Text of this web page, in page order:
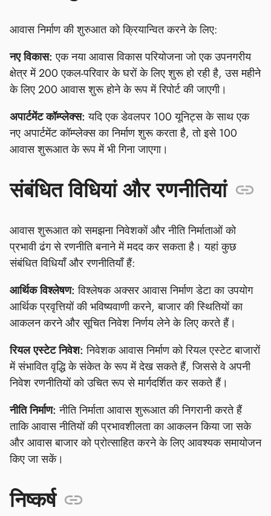
आवास निर्माण की शुरुआत को क्रियान्वित करने के लिए:
नए विकास: एक नया आवास विकास परियोजना जो एक उपनगरीय
क्षेत्र में 200 एकल-परिवार के घरों के लिए शुरू हो रही है, उस महीने
के लिए 200 आवास शुरू होने के रूप में रिपोर्ट की जाएगी।
अपार्टमेंट कॉम्प्लेक्स: यदि एक डेवलपर 100 यूनिट्स के साथ एक
नए अपार्टमेंट कॉम्प्लेक्स का निर्माण शुरू करता है, तो इसे 100
आवास शुरूआत के रूप में भी गिना जाएगा।
संबंधित विधियां और रणनीतियां
आवास शुरूआत को समझना निवेशकों और नीति निर्माताओं को
प्रभावी ढंग से रणनीति बनाने में मदद कर सकता है। यहां कुछ
संबंधित विधियाँ और रणनीतियाँ हैं:
आर्थिक विश्लेषण: विश्लेषक अक्सर आवास निर्माण डेटा का उपयोग
आर्थिक प्रवृत्तियों की भविष्यवाणी करने, बाजार की स्थितियों का
आकलन करने और सूचित निवेश निर्णय लेने के लिए करते हैं।
रियल एस्टेट निवेश: निवेशक आवास निर्माण को रियल एस्टेट बाजारों
में संभावित वृद्धि के संकेत के रूप में देख सकते हैं, जिससे वे अपनी
निवेश रणनीतियों को उचित रूप से मार्गदर्शित कर सकते हैं।
नीति निर्माण: नीति निर्माता आवास शुरूआत की निगरानी करते हैं
ताकि आवास नीतियों की प्रभावशीलता का आकलन किया जा सके
और आवास बाजार को प्रोत्साहित करने के लिए आवश्यक समायोजन
किए जा सकें।
निष्कर्ष